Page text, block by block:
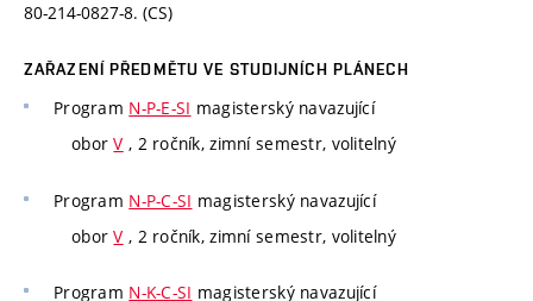
80-214-0827-8. (CS)
ZAŘAZENÍ PŘEDMĚTU VE STUDIJNÍCH PLÁNECH
Program N-P-E-SI magisterský navazující
oborV , 2 ročník, zimní semestr, volitelný
Program N-P-C-SI magisterský navazující
oborV , 2 ročník, zimní semestr, volitelný
Program N-K-C-SI magisterský navazující